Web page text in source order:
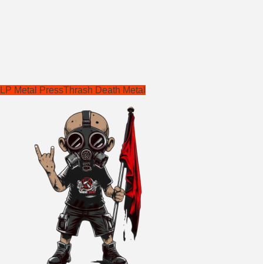
LP Metal PressThrash Death Metal